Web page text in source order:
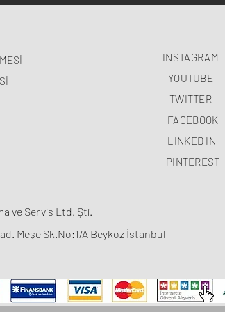
INSTAGRAM
YOUTUBE
TWITTER
FACEBOOK
LINKED IN
PINTEREST
ve Servis Ltd. Şti.
Meşe Sk.No:1/A Beykoz İstanbul